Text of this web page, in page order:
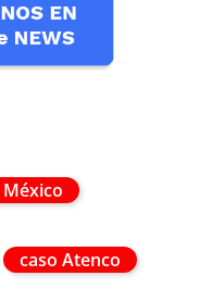
caso Atenco